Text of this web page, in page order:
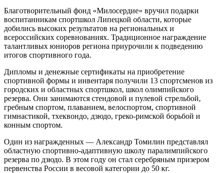
Благотворительный фонд «Милосердие» вручил подарки
воспитанникам спортшкол Липецкой области, которые
добились высоких результатов на региональных и
всероссийских соревнованиях. Традиционное награждение
талантливых юниоров региона приурочили к подведению
итогов спортивного года.
Дипломы и денежные сертификаты на приобретение
спортивной формы и инвентаря получили 13 спортсменов из
городских и областных спортшкол, школ олимпийского
резерва. Они занимаются стендовой и пулевой стрельбой,
гребным спортом, плаванием, велоспортом, спортивной
гимнастикой, тхеквондо, дзюдо, греко-римской борьбой и
конным спортом.
Один из награжденных — Александр Томилин представлял
областную спортивно-адаптивную школу паралимпийского
резерва по дзюдо. В этом году он стал серебряным призером
первенства России в весовой категории до 50 кг.